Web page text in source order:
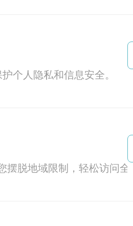
个人隐私和信息安全。
脱地域限制，轻松访问全